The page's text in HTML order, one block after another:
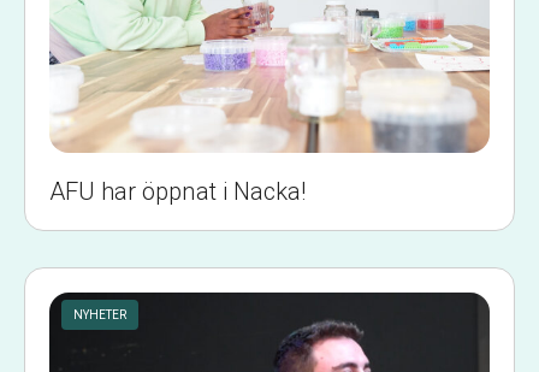
AFU har öppnat i Nacka!
NYHETER